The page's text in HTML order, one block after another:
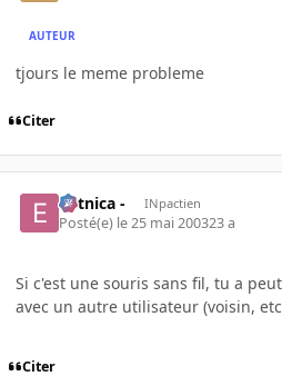
AUTEUR
tjours le meme probleme
Citer
- etnica - INpactien
Posté(e) le 25 mai 200323 a
Si c'est une souris sans fil, tu a
avec un autre utilisateur (voisin,
Citer